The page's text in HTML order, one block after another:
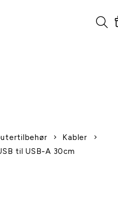
Kabler
til USB-A 30cm